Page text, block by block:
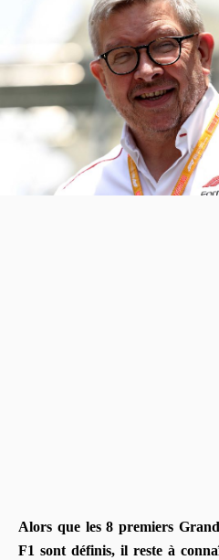
Alors que les 8 premiers
F1 sont définis, il reste à